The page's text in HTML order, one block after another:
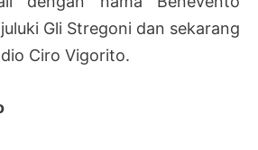
Gli Stregoni dan sekarang
Ciro Vigorito.